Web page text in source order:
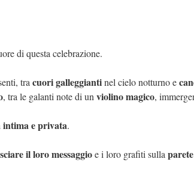
di questa celebrazione.
tra cuori galleggiantinel cielo notturno e
, tra le galanti note di un violino magico,
intima e privata.
il loro messaggioe i loro grafiti sulla